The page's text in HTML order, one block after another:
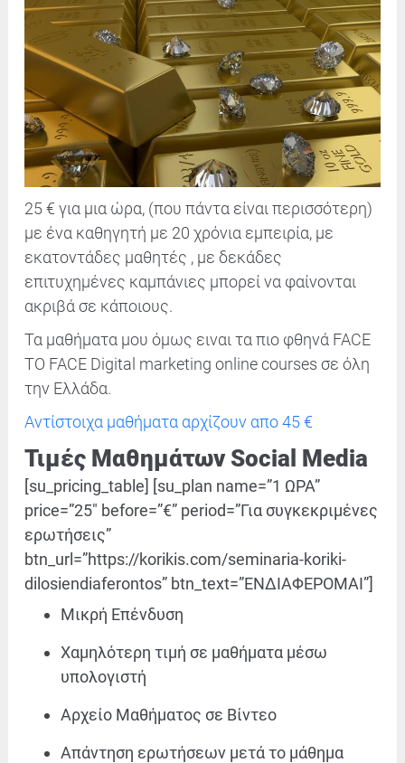
25 € για μια ώρα, (που πάντα είναι περισσότερη)
με ένα καθηγητή με 20 χρόνια εμπειρία, με
εκατοντάδες μαθητές , με δεκάδες
επιτυχημένες καμπάνιες μπορεί να φαίνονται
ακριβά σε κάποιους.
Τα μαθήματα μου όμως ειναι τα πιο φθηνά FACE
TO FACE Digital marketing online courses σε όλη
την Ελλάδα.
Αντίστοιχα μαθήματα αρχίζουν απο 45 €
Τιμές Μαθημάτων Social Media
[su_pricing_table] [su_plan name=”1 ΩΡΑ”
price=”25″ before=”€” period=”Για συγκεκριμένες
ερωτήσεις”
btn_url=”https://korikis.com/seminaria-koriki-
dilosiendiaferontos” btn_text=”ΕΝΔΙΑΦΕΡΟΜΑΙ”]
Μικρή Επένδυση
Χαμηλότερη τιμή σε μαθήματα μέσω
υπολογιστή
Αρχείο Μαθήματος σε Βίντεο
Απάντηση ερωτήσεων μετά το μάθημα